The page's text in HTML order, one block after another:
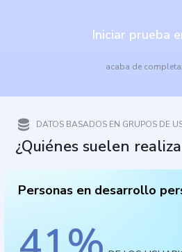
Iniciar prueba
acaba de
DATOS BASADOS EN GRUPOS DE
¿Quiénes suelen
Personas en desarrollo